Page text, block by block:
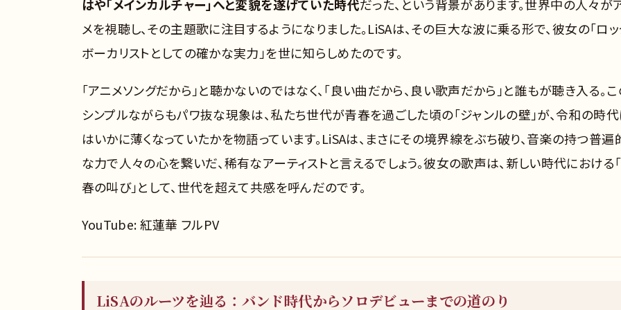
はや「メインカルチャー」へと変貌を遂げていた時代だった、という背景があります。世界中の人々が
メを視聴し、その主題歌に注目するようになりました。LiSAは、その巨大な波に乗る形で、彼女の「ロ
ボーカリストとしての確かな実力」を世に知らしめたのです。
「アニメソングだから」と聴かないのではなく、「良い曲だから、良い歌声だから」と誰もが聴き入る。
シンプルながらもパワ抜な現象は、私たち世代が青春を過ごした頃の「ジャンルの壁」が、令和の時
はいかに薄くなっていたかを物語っています。LiSAは、まさにその境界線をぶち破り、音楽の持つ普遍
な力で人々の心を繋いだ、稀有なアーティストと言えるでしょう。彼女の歌声は、新しい時代における
春の叫び」として、世代を超えて共感を呼んだのです。
YouTube: 紅蓮華 フルPV
LiSAのルーツを辿る：バンド時代からソロデビューまでの道のり